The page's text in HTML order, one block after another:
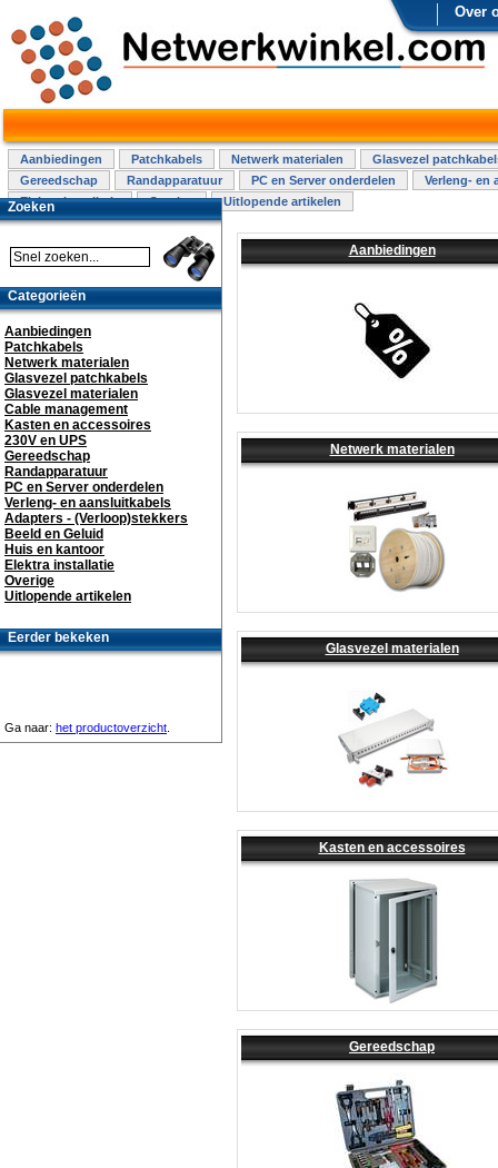
Over
Aanbiedingen Patchkabels Netwerk materialen
Glasvezel
Gereedschap
Randapparatuur PC en Server onderdelen
Verleng- en
Elektra installatie
Overige Uitlopende artikelen
Aanbiedingen
Netwerk materialen
Glasvezel materialen
Kasten en accessoires
Gereedschap
Zoeken
Categorieën
Aanbiedingen
Patchkabels
Netwerk materialen
Glasvezel patchkabels
Glasvezel materialen
Cable management
Kasten en accessoires
230V en UPS
Gereedschap
Randapparatuur
PC en Server onderdelen
Verleng- en aansluitkabels
Adapters - (Verloop)stekkers
Beeld en Geluid
Huis en kantoor
Elektra installatie
Overige
Uitlopende artikelen
Eerder bekeken
Ga naar: het productoverzicht